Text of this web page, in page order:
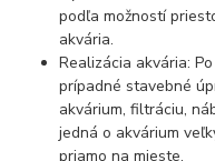
podľa možností
akvária.
Realizácia akvária:
prípadné stavebné
akvárium, filtráciu,
jedná o akvárium
priamo na mieste.